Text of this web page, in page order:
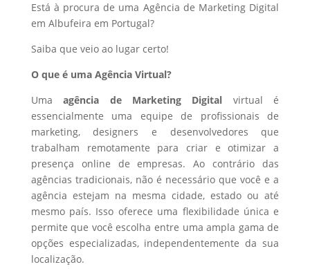
Está à procura de uma Agência de Marketing Digital
em Albufeira em Portugal?
Saiba que veio ao lugar certo!
O que é uma Agência Virtual?
Umaagência de Marketing Digital virtual é
essencialmente uma equipe de profissionais de
marketing, designers e desenvolvedores que
trabalham remotamente para criar e otimizar a
presença online de empresas. Ao contrário das
agências tradicionais, não é necessário que você e a
agência estejam na mesma cidade, estado ou até
mesmo país. Isso oferece uma flexibilidade única e
permite que você escolha entre uma ampla gama de
opções especializadas, independentemente da sua
localização.